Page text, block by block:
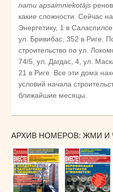
namu apsaimniekotājs
какие сложности. Сейчас
Энергетику, 1 в
ул. Бривибас, 352 в Риге.
строительство по ул.
74/5, ул. Дагдас, 4, ул.
21 в Риге. Все эти дома
условий начала
ближайшие месяцы.
АРХИВ НОМЕРОВ: ЖМИ И